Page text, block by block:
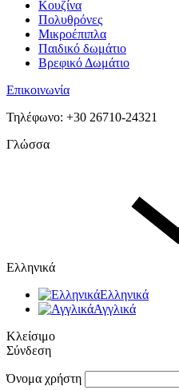
Κουζίνα
Πολυθρόνες
Μικροέπιπλα
Παιδικό δωμάτιο
Βρεφικό Δωμάτιο
Επικοινωνία
Τηλέφωνο: +30 26710-24321
Γλώσσα
Ελληνικά
Ελληνικά
Αγγλικά
Κλείσιμο
Σύνδεση
Όνομα χρήστη